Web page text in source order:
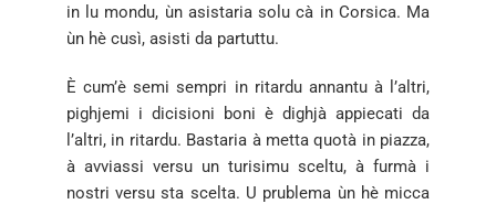
in lu mondu, ùn asistaria solu cà in Corsica. Ma
ùn hè cusì, asisti da partuttu.
È cum’è semi sempri in ritardu annantu à l’altri,
pighjemi i dicisioni boni è dighjà appiecati da
l’altri, in ritardu. Bastaria à metta quotà in piazza,
à avviassi versu un turisimu sceltu, à furmà i
nostri versu sta scelta. U prublema ùn hè micca